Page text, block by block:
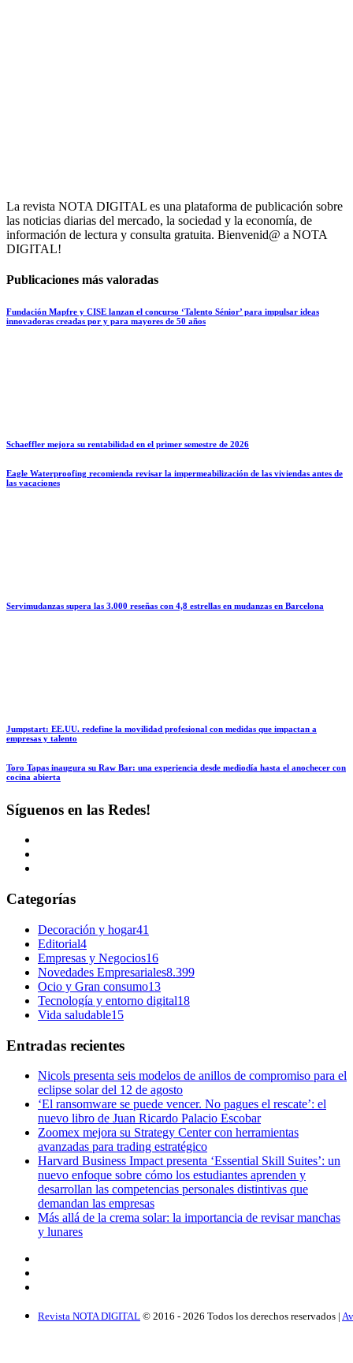
La revista NOTA DIGITAL es una plataforma de publicación sobre
las noticias diarias del mercado, la sociedad y la economía, de
información de lectura y consulta gratuita. Bienvenid@ a NOTA
DIGITAL!
Publicaciones más valoradas
Fundación Mapfre y CISE lanzan el concurso ‘Talento Sénior’ para impulsar ideas
innovadoras creadas por y para mayores de 50 años
Schaeffler mejora su rentabilidad en el primer semestre de 2026
Eagle Waterproofing recomienda revisar la impermeabilización de las viviendas antes de
las vacaciones
Servimudanzas supera las 3.000 reseñas con 4,8 estrellas en mudanzas en Barcelona
Jumpstart: EE.UU. redefine la movilidad profesional con medidas que impactan a
empresas y talento
Toro Tapas inaugura su Raw Bar: una experiencia desde mediodía hasta el anochecer con
cocina abierta
Síguenos en las Redes!
Categorías
Decoración y hogar41
Editorial4
Empresas y Negocios16
Novedades Empresariales8.399
Ocio y Gran consumo13
Tecnología y entorno digital18
Vida saludable15
Entradas recientes
Nicols presenta seis modelos de anillos de compromiso para el
eclipse solar del 12 de agosto
‘El ransomware se puede vencer. No pagues el rescate’: el
nuevo libro de Juan Ricardo Palacio Escobar
Zoomex mejora su Strategy Center con herramientas
avanzadas para trading estratégico
Harvard Business Impact presenta ‘Essential Skill Suites’: un
nuevo enfoque sobre cómo los estudiantes aprenden y
desarrollan las competencias personales distintivas que
demandan las empresas
Más allá de la crema solar: la importancia de revisar manchas
y lunares
Revista NOTA DIGITAL © 2016 - 2026 Todos los derechos reservados |